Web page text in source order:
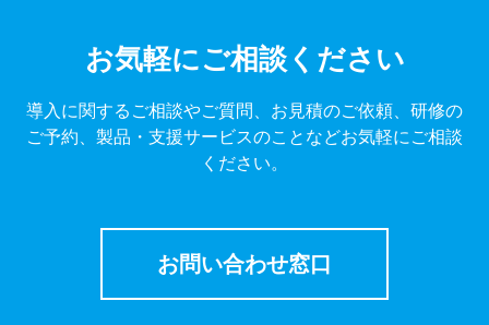
お気軽にご相談ください
導入に関するご相談やご質問、お見積のご依頼、研修の
ご予約、製品・支援サービスのことなどお気軽にご相談
ください。
お問い合わせ窓口